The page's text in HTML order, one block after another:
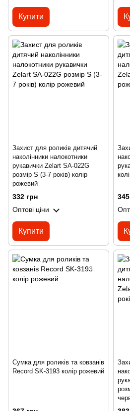
Купити
Захист для роликів дитячий
наколінники налокотники
рукавички Zelart SA-022G
розмір S (3-7 років) колір
рожевий
332 грн
Оптові ціни
Купити
Сумка для роликів та ковзанів
Record SK-3193 колір рожевий